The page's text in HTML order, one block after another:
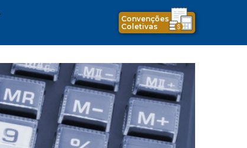
Convenções
Coletivas